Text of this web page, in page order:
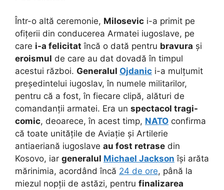
Într-o altă ceremonie, Milosevic i-a primit pe
ofițerii din conducerea Armatei iugoslave, pe
care i-a felicitat încă o dată pentru bravura și
eroismul de care au dat dovadă în timpul
acestui război. Generalul Ojdanic i-a mulțumit
președintelui iugoslav, în numele militarilor,
pentru că a fost, în fiecare clipă, alături de
comandanții armatei. Era un spectacol tragi-
comic, deoarece, în acest timp, NATO confirma
că toate unitățile de Aviație și Artilerie
antiaeriană iugoslave au fost retrase din
Kosovo, iar generalul Michael Jackson își arăta
mărinimia, acordând încă 24 de ore, până la
miezul nopții de astăzi, pentru finalizarea